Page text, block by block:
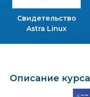
Свидетельство
Astra Linux
Описание курса